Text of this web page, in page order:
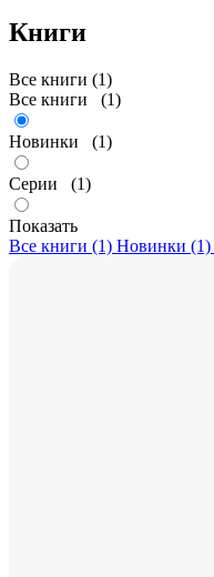
Книги
Все книги (1)
Все книги (1)
Новинки (1)
Серии (1)
Показать
Все книги (1) Новинки (1)